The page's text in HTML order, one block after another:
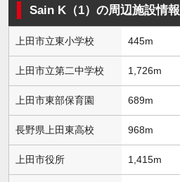
Sain K（1）の周辺施設情報
上田市立東小学校 445m
上田市立第二中学校 1,726m
上田市東部保育園 689m
長野県上田東高校 968m
上田市役所 1,415m